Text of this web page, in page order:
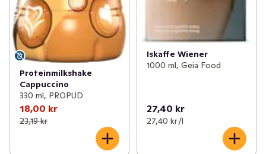
Proteinmilkshake
Cappuccino
330 ml, PROPUD
18,00 kr
23,19 kr
Iskaffe Wiener
1000 ml, Geia Food
27,40 kr
27,40 kr /l